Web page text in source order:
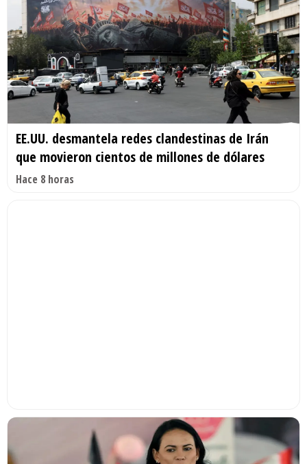
EE.UU. desmantela redes clandestinas de Irán
que movieron cientos de millones de dólares
Hace 8 horas